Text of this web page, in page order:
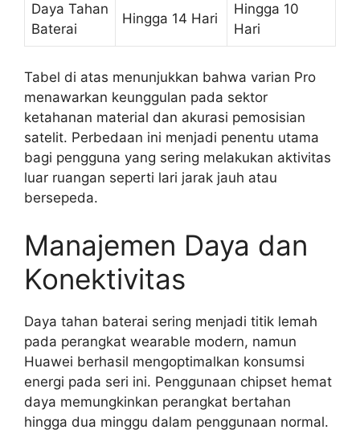
Daya Tahan
Baterai
Hingga 14 Hari
Hingga 10
Hari
Tabel di atas menunjukkan bahwa varian Pro
menawarkan keunggulan pada sektor
ketahanan material dan akurasi pemosisian
satelit. Perbedaan ini menjadi penentu utama
bagi pengguna yang sering melakukan aktivitas
luar ruangan seperti lari jarak jauh atau
bersepeda.
Manajemen Daya dan
Konektivitas
Daya tahan baterai sering menjadi titik lemah
pada perangkat wearable modern, namun
Huawei berhasil mengoptimalkan konsumsi
energi pada seri ini. Penggunaan chipset hemat
daya memungkinkan perangkat bertahan
hingga dua minggu dalam penggunaan normal.